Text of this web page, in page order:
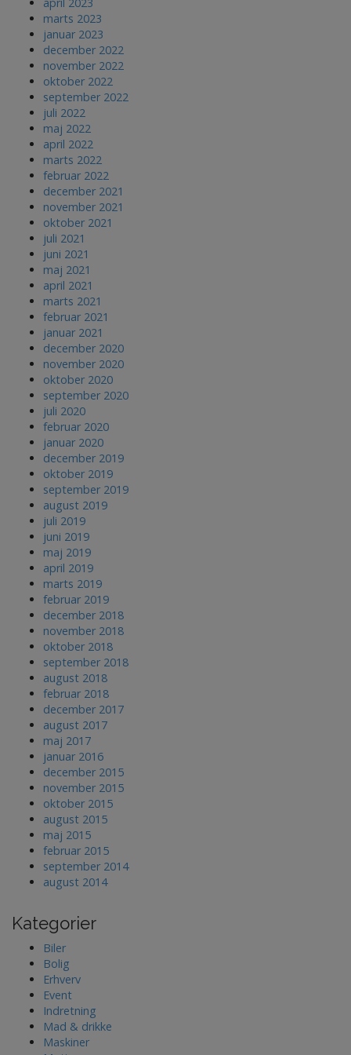
marts 2023
januar 2023
december 2022
november 2022
oktober 2022
september 2022
juli 2022
maj 2022
april 2022
marts 2022
februar 2022
december 2021
november 2021
oktober 2021
juli 2021
juni 2021
maj 2021
april 2021
marts 2021
februar 2021
januar 2021
december 2020
november 2020
oktober 2020
september 2020
juli 2020
februar 2020
januar 2020
december 2019
oktober 2019
september 2019
august 2019
juli 2019
juni 2019
maj 2019
april 2019
marts 2019
februar 2019
december 2018
november 2018
oktober 2018
september 2018
august 2018
februar 2018
december 2017
august 2017
maj 2017
januar 2016
december 2015
november 2015
oktober 2015
august 2015
maj 2015
februar 2015
september 2014
august 2014
Kategorier
Biler
Bolig
Erhverv
Event
Indretning
Mad & drikke
Maskiner